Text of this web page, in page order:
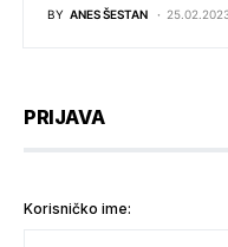
BY ANES ŠESTAN
PRIJAVA
Korisničko ime: